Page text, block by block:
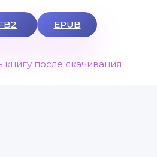
EPUB
книгу после скачивания